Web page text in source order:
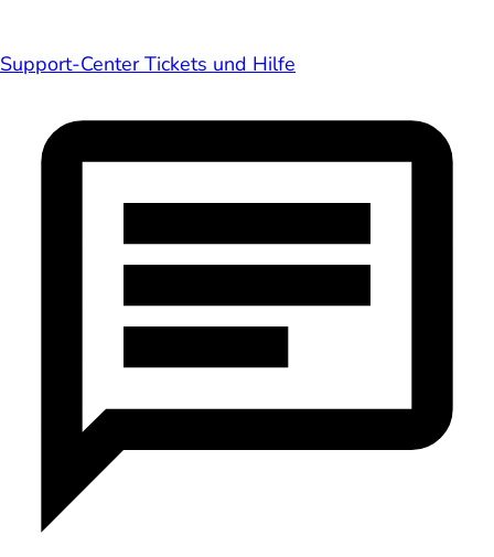
Support-Center Tickets und Hilfe